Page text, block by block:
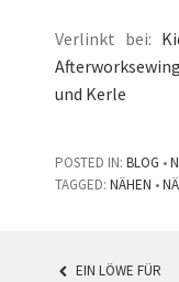
Verlinkt bei:
Afterworksewing
und Kerle
POSTED IN: BLOG •
TAGGED: NÄHEN •
EIN LÖWE FÜR